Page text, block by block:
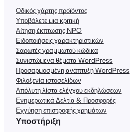
Οδικός χάρτης προϊόντος
Υποβάλετε μια κριτική
Αίτηση έκπτωσης NPO
Ειδοποιήσεις χαρακτηριστικών
Σαρωτές γραμμωτού κώδικα
Συνιστώμενα θέματα WordPress
Προσαρμοσμένη ανάπτυξη WordPress
Φιλοξενία ιστοσελίδων
Απόλυτη λίστα ελέγχου εκδηλώσεων
Ενημερωτικά Δελτία & Προσφορές
Εγγύηση επιστροφής χρημάτων
Υποστήριξη